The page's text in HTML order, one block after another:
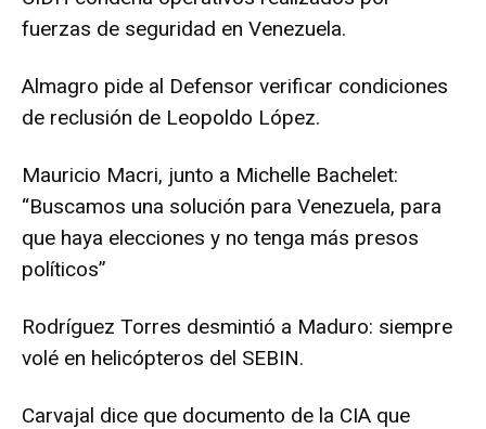
fuerzas de seguridad en Venezuela.
Almagro pide al Defensor verificar condiciones
de reclusión de Leopoldo López.
Mauricio Macri, junto a Michelle Bachelet:
“Buscamos una solución para Venezuela, para
que haya elecciones y no tenga más presos
políticos”
Rodríguez Torres desmintió a Maduro: siempre
volé en helicópteros del SEBIN.
Carvajal dice que documento de la CIA que